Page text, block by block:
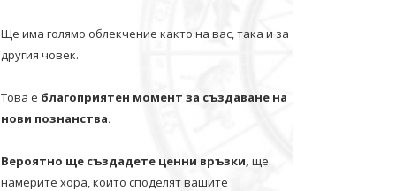
Ще има голямо облекчение както на вас, така и за
другия човек.
Това е благоприятен момент за създаване на
нови познанства.
Вероятно ще създадете ценни връзки, ще
намерите хора, които споделят вашите